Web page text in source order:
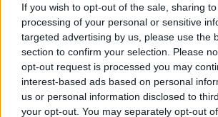
If you wish to opt-out of the sale, sharing
processing of your personal or sensitive
targeted advertising by us, please use the
section to confirm your selection. Please
opt-out request is processed you may
interest-based ads based on personal
us or personal information disclosed to
your opt-out. You may separately opt-out
προσεκτικό ύφος των επιστολών
επιστολές δείχνουν έναν
αναγνωρίζει τα λάθη του. Είκοσι
ανεξέλεγκτου καπιταλισμού και
φιλελευθερισμού είχαν
κοινωνία των πολιτών και είχαν